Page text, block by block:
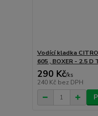
Vodící kladka
605 , BOXER - 2.5 D
290 Kč/ks
240 Kč bez DPH